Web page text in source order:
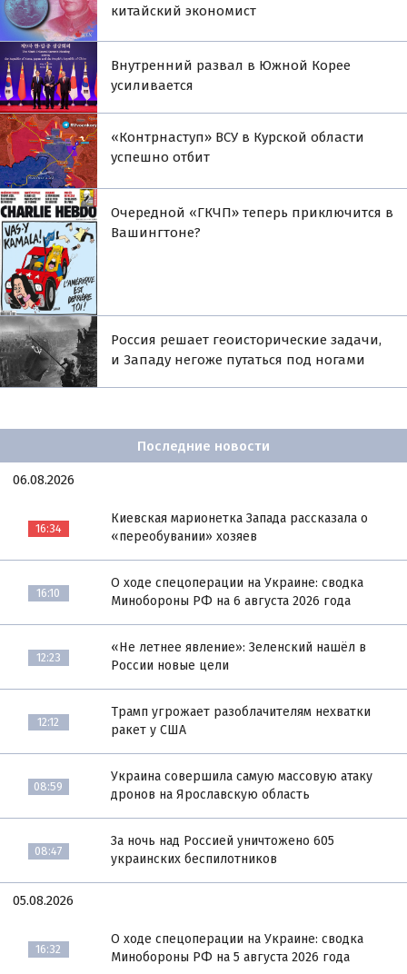
китайский экономист
Внутренний развал в Южной Корее
усиливается
«Контрнаступ» ВСУ в Курской области
успешно отбит
Очередной «ГКЧП» теперь приключится в
Вашингтоне?
Россия решает геоисторические задачи,
и Западу негоже путаться под ногами
Последние новости
06.08.2026
16:34
Киевская марионетка Запада рассказала о
«переобувании» хозяев
16:10
О ходе спецоперации на Украине: сводка
Минобороны РФ на 6 августа 2026 года
12:23
«Не летнее явление»: Зеленский нашёл в
России новые цели
12:12
Трамп угрожает разоблачителям нехватки
ракет у США
08:59
Украина совершила самую массовую атаку
дронов на Ярославскую область
08:47
За ночь над Россией уничтожено 605
украинских беспилотников
05.08.2026
16:32
О ходе спецоперации на Украине: сводка
Минобороны РФ на 5 августа 2026 года